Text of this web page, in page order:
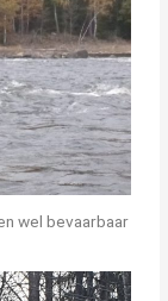
wel bevaarbaar